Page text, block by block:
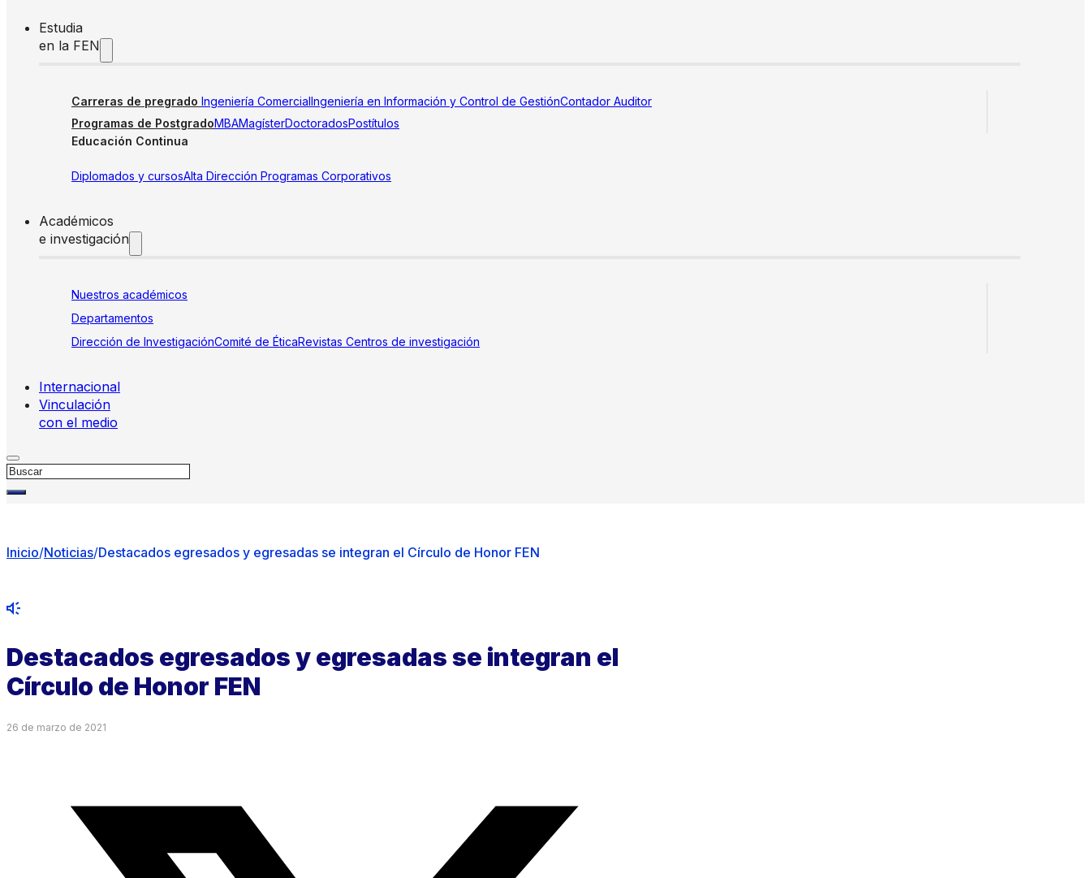
Estudia
en la FEN
Carreras de pregrado Ingeniería ComercialIngeniería en Información y Control de GestiónContador Auditor
Programas de PostgradoMBAMagísterDoctoradosPostítulos
Educación Continua
Diplomados y cursosAlta Dirección Programas Corporativos
Académicos
e investigación
Nuestros académicos
Departamentos
Dirección de InvestigaciónComité de ÉticaRevistas Centros de investigación
Internacional
Vinculación
con el medio
Buscar
Inicio/Noticias/Destacados egresados y egresadas se integran el Círculo de Honor FEN
Destacados egresados y egresadas se integran el
Círculo de Honor FEN
26 de marzo de 2021